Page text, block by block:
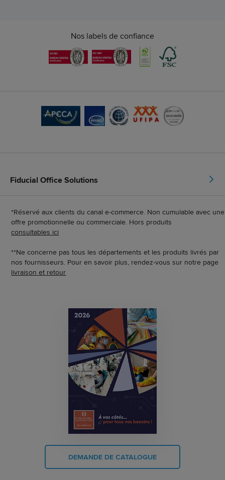
Nos labels de confiance
Fiducial Office Solutions
*Réservé aux clients du canal e-commerce. Non cumulable avec une
offre promotionnelle ou commerciale. Hors produits
consultables ici
**Ne concerne pas tous les départements et les produits livrés par
nos fournisseurs. Pour en savoir plus, rendez-vous sur notre page
livraison et retour
DEMANDE DE CATALOGUE